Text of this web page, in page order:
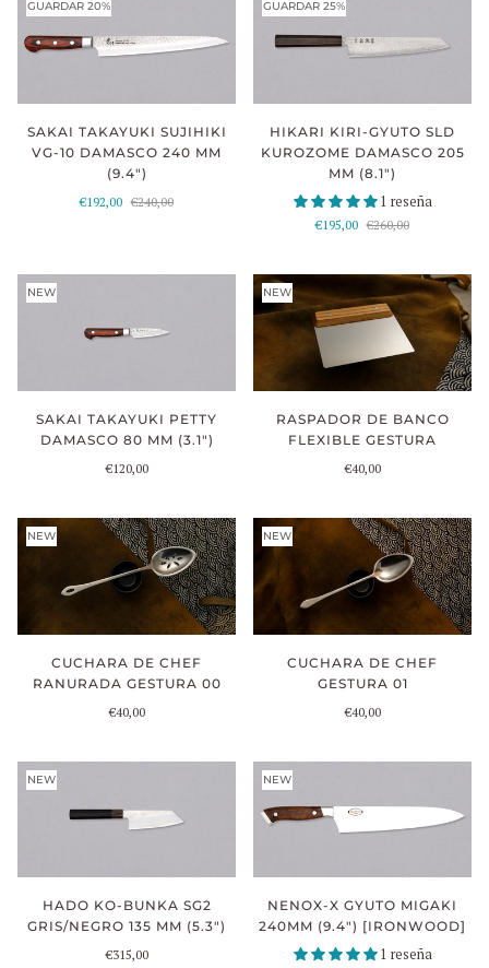
GUARDAR 20%
SAKAI TAKAYUKI SUJIHIKI
VG-10 DAMASCO 240 MM
(9.4")
€192,00 €240,00
GUARDAR 25%
HIKARI KIRI-GYUTO SLD
KUROZOME DAMASCO 205
MM (8.1")
1 reseña
€195,00 €260,00
NEW
SAKAI TAKAYUKI PETTY
DAMASCO 80 MM (3.1")
€120,00
NEW
RASPADOR DE BANCO
FLEXIBLE GESTURA
€40,00
NEW
CUCHARA DE CHEF
RANURADA GESTURA 00
€40,00
NEW
CUCHARA DE CHEF
GESTURA 01
€40,00
NEW
HADO KO-BUNKA SG2
GRIS/NEGRO 135 MM (5.3")
€315,00
NEW
NENOX-X GYUTO MIGAKI
240MM (9.4") [IRONWOOD]
1 reseña